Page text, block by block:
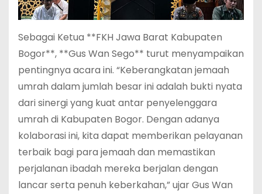
Sebagai Ketua **FKH Jawa Barat Kabupaten
Bogor**, **Gus Wan Sego** turut menyampaikan
pentingnya acara ini. “Keberangkatan jemaah
umrah dalam jumlah besar ini adalah bukti nyata
dari sinergi yang kuat antar penyelenggara
umrah di Kabupaten Bogor. Dengan adanya
kolaborasi ini, kita dapat memberikan pelayanan
terbaik bagi para jemaah dan memastikan
perjalanan ibadah mereka berjalan dengan
lancar serta penuh keberkahan,” ujar Gus Wan